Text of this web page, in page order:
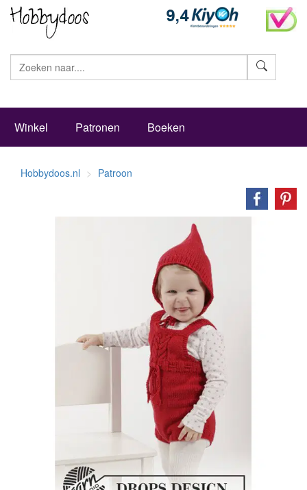
Winkel Patronen Boeken
Hobbydoos.nl Patroon